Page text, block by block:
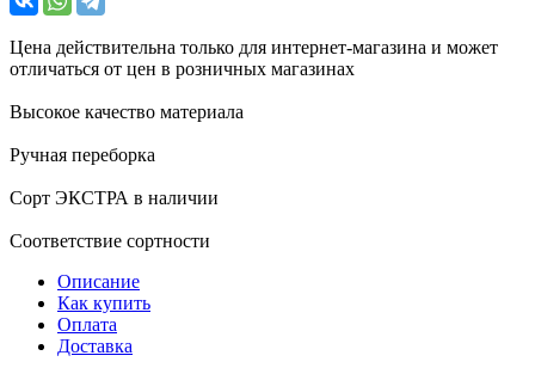
Цена действительна только для интернет-магазина и может
отличаться от цен в розничных магазинах
Высокое качество материала
Ручная переборка
Сорт ЭКСТРА в наличии
Соответствие сортности
Описание
Как купить
Оплата
Доставка